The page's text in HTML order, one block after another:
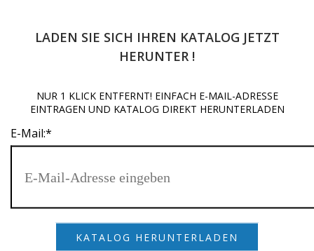
LADEN SIE SICH IHREN KATALOG JETZT
HERUNTER !
NUR 1 KLICK ENTFERNT! EINFACH E-MAIL-ADRESSE
EINTRAGEN UND KATALOG DIREKT HERUNTERLADEN
E-Mail:*